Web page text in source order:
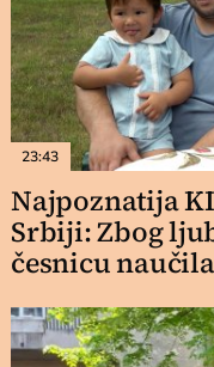
23:43
Najpoznatija
Srbiji: Zbog
česnicu